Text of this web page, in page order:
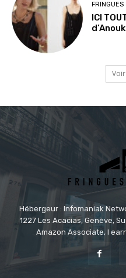
ICI
Hébergeur : Infomaniak
1227 Les Acacias, Genève,
Amazon Associate, I